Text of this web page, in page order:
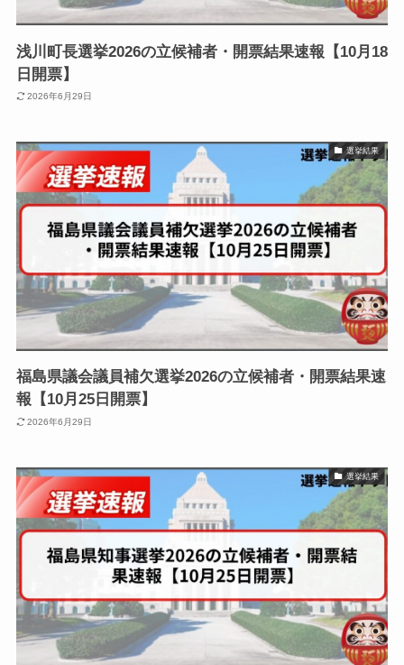
浅川町長選挙2026の立候補者・開票結果速報【10月18
日開票】
2026年6月29日
選挙結果
福島県議会議員補欠選挙2026の立候補者・開票結果速
報【10月25日開票】
2026年6月29日
選挙結果